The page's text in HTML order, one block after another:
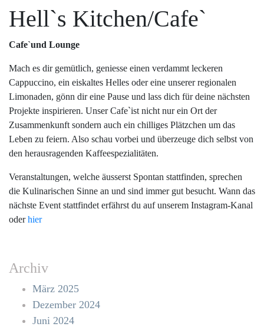
Hell`s Kitchen/Cafe`
Cafe`und Lounge
Mach es dir gemütlich, geniesse einen verdammt leckeren
Cappuccino, ein eiskaltes Helles oder eine unserer regionalen
Limonaden, gönn dir eine Pause und lass dich für deine nächsten
Projekte inspirieren. Unser Cafe`ist nicht nur ein Ort der
Zusammenkunft sondern auch ein chilliges Plätzchen um das
Leben zu feiern. Also schau vorbei und überzeuge dich selbst von
den herausragenden Kaffeespezialitäten.
Veranstaltungen, welche äusserst Spontan stattfinden, sprechen
die Kulinarischen Sinne an und sind immer gut besucht. Wann das
nächste Event stattfindet erfährst du auf unserem Instagram-Kanal
oderhier
Archiv
März 2025
Dezember 2024
Juni 2024